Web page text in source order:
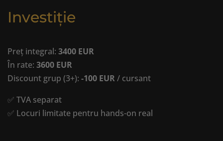
Investiție
Preț integral: 3400 EUR
În rate: 3600 EUR
Discount grup (3+): -100 EUR/ cursant
✅ TVA separat
✅ Locuri limitate pentru hands-on real